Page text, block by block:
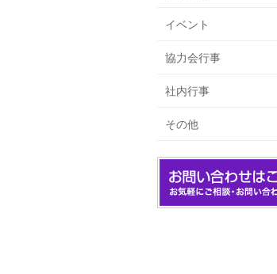
イベント
協力会行事
社内行事
その他